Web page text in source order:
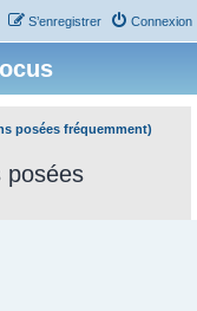
Connexion
S’enregistrer
posées fréquemment)
posées